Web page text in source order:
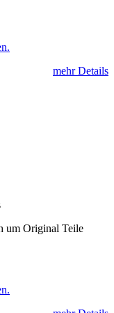
mehr Details
um Original Teile